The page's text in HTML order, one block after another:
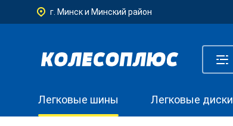
г. Минск и Минский район
Легковые шины Легковые диски